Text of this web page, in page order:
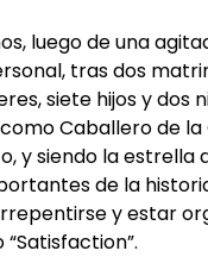
luego de una
tras dos
siete hijos y dos
Caballero de la
y siendo la estrella
de la
y estar